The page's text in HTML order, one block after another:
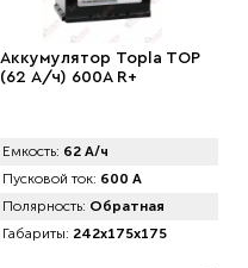
Аккумулятор Topla TOP
(62 А/ч) 600A R+
Емкость: 62 А/ч
Пусковой ток: 600 А
Полярность: Обратная
Габариты: 242x175x175